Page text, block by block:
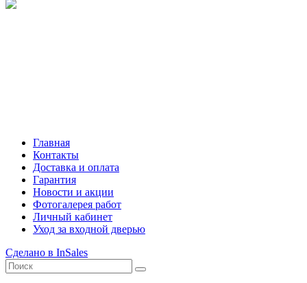
Главная
Контакты
Доставка и оплата
Гарантия
Новости и акции
Фотогалерея работ
Личный кабинет
Уход за входной дверью
Сделано в InSales